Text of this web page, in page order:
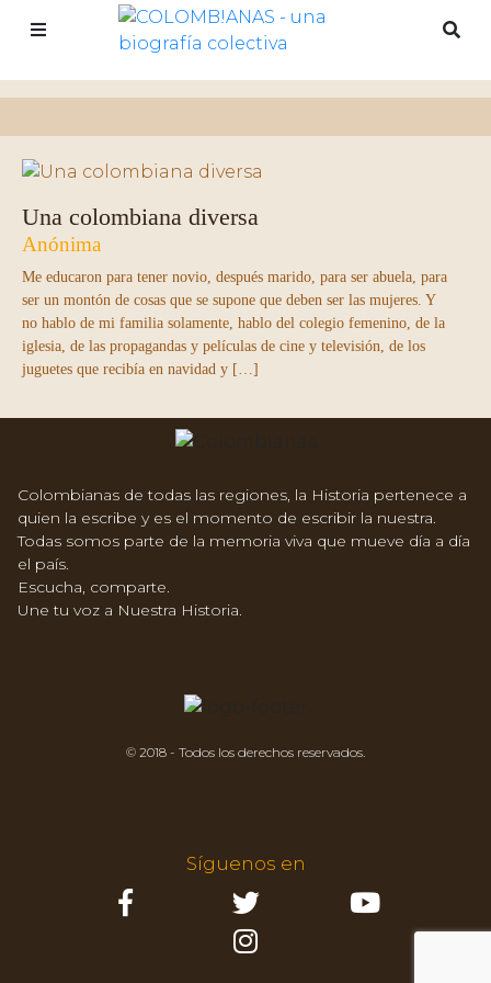
Una colombiana diversa
Anónima
Me educaron para tener novio, después marido, para ser abuela, para
ser un montón de cosas que se supone que deben ser las mujeres. Y
no hablo de mi familia solamente, hablo del colegio femenino, de la
iglesia, de las propagandas y películas de cine y televisión, de los
juguetes que recibía en navidad y […]
Colombianas de todas las regiones, la Historia pertenece a
quien la escribe y es el momento de escribir la nuestra.
Todas somos parte de la memoria viva que mueve día a día
el país.
Escucha, comparte.
Une tu voz a Nuestra Historia.
© 2018 - Todos los derechos reservados.
Síguenos en